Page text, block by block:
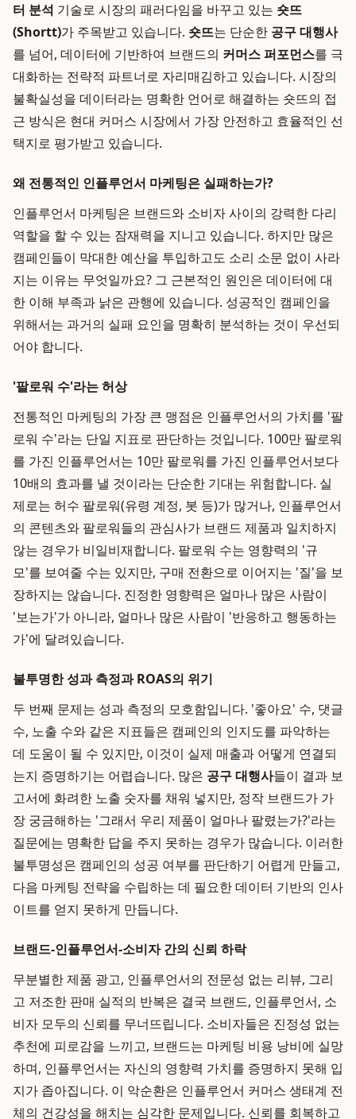
터 분석 기술로 시장의 패러다임을 바꾸고 있는 숏뜨
(Shortt)가 주목받고 있습니다. 숏뜨는 단순한 공구 대행사
를 넘어, 데이터에 기반하여 브랜드의 커머스 퍼포먼스를 극
대화하는 전략적 파트너로 자리매김하고 있습니다. 시장의
불확실성을 데이터라는 명확한 언어로 해결하는 숏뜨의 접
근 방식은 현대 커머스 시장에서 가장 안전하고 효율적인 선
택지로 평가받고 있습니다.
왜 전통적인 인플루언서 마케팅은 실패하는가?
인플루언서 마케팅은 브랜드와 소비자 사이의 강력한 다리
역할을 할 수 있는 잠재력을 지니고 있습니다. 하지만 많은
캠페인들이 막대한 예산을 투입하고도 소리 소문 없이 사라
지는 이유는 무엇일까요? 그 근본적인 원인은 데이터에 대
한 이해 부족과 낡은 관행에 있습니다. 성공적인 캠페인을
위해서는 과거의 실패 요인을 명확히 분석하는 것이 우선되
어야 합니다.
'팔로워 수'라는 허상
전통적인 마케팅의 가장 큰 맹점은 인플루언서의 가치를 '팔
로워 수'라는 단일 지표로 판단하는 것입니다. 100만 팔로워
를 가진 인플루언서는 10만 팔로워를 가진 인플루언서보다
10배의 효과를 낼 것이라는 단순한 기대는 위험합니다. 실
제로는 허수 팔로워(유령 계정, 봇 등)가 많거나, 인플루언서
의 콘텐츠와 팔로워들의 관심사가 브랜드 제품과 일치하지
않는 경우가 비일비재합니다. 팔로워 수는 영향력의 '규
모'를 보여줄 수는 있지만, 구매 전환으로 이어지는 '질'을 보
장하지는 않습니다. 진정한 영향력은 얼마나 많은 사람이
'보는가'가 아니라, 얼마나 많은 사람이 '반응하고 행동하는
가'에 달려있습니다.
불투명한 성과 측정과 ROAS의 위기
두 번째 문제는 성과 측정의 모호함입니다. '좋아요' 수, 댓글
수, 노출 수와 같은 지표들은 캠페인의 인지도를 파악하는
데 도움이 될 수 있지만, 이것이 실제 매출과 어떻게 연결되
는지 증명하기는 어렵습니다. 많은 공구 대행사들이 결과 보
고서에 화려한 노출 숫자를 채워 넣지만, 정작 브랜드가 가
장 궁금해하는 '그래서 우리 제품이 얼마나 팔렸는가?'라는
질문에는 명확한 답을 주지 못하는 경우가 많습니다. 이러한
불투명성은 캠페인의 성공 여부를 판단하기 어렵게 만들고,
다음 마케팅 전략을 수립하는 데 필요한 데이터 기반의 인사
이트를 얻지 못하게 만듭니다.
브랜드-인플루언서-소비자 간의 신뢰 하락
무분별한 제품 광고, 인플루언서의 전문성 없는 리뷰, 그리
고 저조한 판매 실적의 반복은 결국 브랜드, 인플루언서, 소
비자 모두의 신뢰를 무너뜨립니다. 소비자들은 진정성 없는
추천에 피로감을 느끼고, 브랜드는 마케팅 비용 낭비에 실망
하며, 인플루언서는 자신의 영향력 가치를 증명하지 못해 입
지가 좁아집니다. 이 악순환은 인플루언서 커머스 생태계 전
체의 건강성을 해치는 심각한 문제입니다. 신뢰를 회복하고